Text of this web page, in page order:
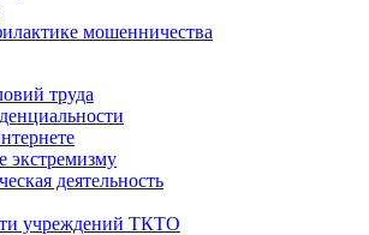
мошенничества
труда
экстремизму
деятельность
учреждений ТКТО